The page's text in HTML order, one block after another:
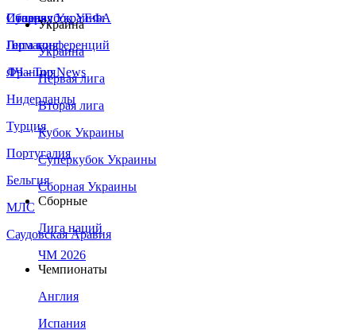
Сборная Украины
Италия
Германия
Франция
Нидерланды
Турция
Португалия
Бельгия
МЛС
Саудовская Аравия
Суперкубок УЕФА
Лига конференций
ЛЧ - Top News
Украина
Украина
Первая лига
Вторая лига
Кубок Украины
Суперкубок Украины
Сборная Украины
Сборные
Лига наций
ЧМ 2026
Чемпионаты
Англия
Испания